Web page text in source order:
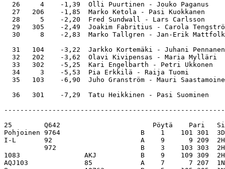
26     4    -1,39  Olli Puurtinen - Jouko
27   206    -1,85  Marko Ketola - Pasi Kuokkanen
28     5    -2,20  Fred Sundwall - Lars
29   305    -2,49  Joakim Fabritius -
30     8    -2,83  Marko Tallgren - Jan-Erik
31   104    -3,22  Jarkko Kortemäki -
32   202    -3,62  Olavi Kivipensas - Maria Mylläri
33   302    -5,25  Kari Engelbarth - Petri
34     3    -5,53  Pia Erkkilä - Raija
35   103    -6,90  Juho Granström -